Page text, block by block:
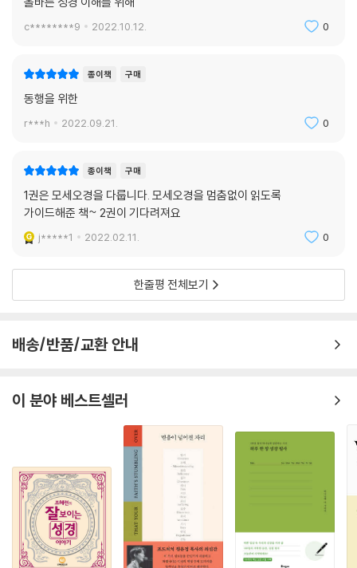
c********9 2022.10.12. 0
종이책 구매
동행을 위한
r***h 2022.09.21. 0
종이책 구매
1권은 모세오경을 다룹니다. 모세오경을 멈춤없이 읽도록
가이드해준 책~ 2권이 기다려져요
j*****1 2022.02.11. 0
한줄평 전체보기
배송/반품/교환 안내
이 분야 베스트셀러